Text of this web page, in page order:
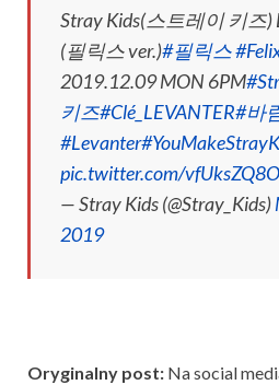
Stray Kids(스트레이 키즈)
(필릭스 ver.)#필릭스
2019.12.09 MON 6PM
키즈#Clé_LEVANTER#바
#Levanter
pic.twitter.com/
— Stray Kids (@Stray_Kids)
2019
Oryginalny post: Na social